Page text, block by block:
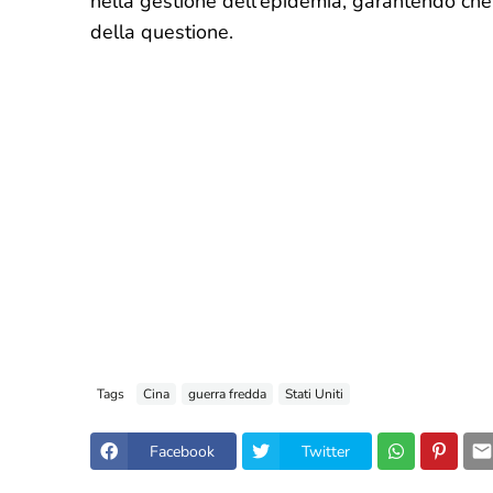
della questione.
Tags Cina guerra fredda Stati Uniti
Facebook Twitter